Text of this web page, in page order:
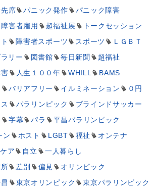
席 パニック発作
パニック障害
障害者雇用 超福祉展
トークセッション
障害者スポーツ スポーツ
ＬＧＢＴ
リー
図書館 毎日新聞
超福祉
害 人生１００年 WHILL
BAMS
バリアフリー イルミネーション
０円
パラリンピック
ブラインドサッカー
字幕 パラ
平昌パラリンピック
ン ホスト LGBT 福祉
オンテナ
ア 自立
一人暮らし
差別 偏見
オリンピック
東京オリンピック
東京パラリンピック